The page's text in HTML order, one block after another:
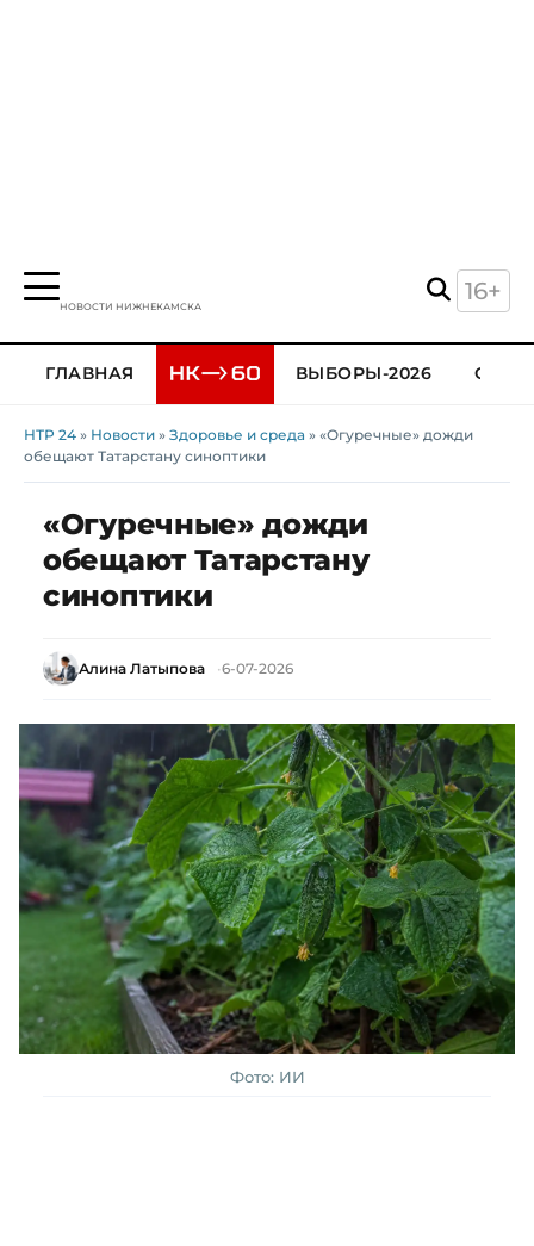
НОВОСТИ НИЖНЕКАМСКА
16+
ГЛАВНАЯ ВЫБОРЫ-2026
НТР 24 » Новости » Здоровье и среда » «Огуречные» дожди
обещают Татарстану синоптики
«Огуречные» дожди
обещают Татарстану
синоптики
Алина Латыпова 6-07-2026
Фото: ИИ